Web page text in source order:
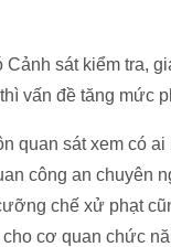
sát kiểm tra,
vấn đề tăng mức
quan sát xem có
công an chuyên
chế xử phạt
cơ quan chức